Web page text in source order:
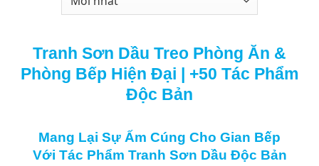
Tranh Sơn Dầu Treo Phòng Ăn &
Phòng Bếp Hiện Đại | +50 Tác Phẩm
Độc Bản
Mang Lại Sự Ấm Cúng Cho Gian Bếp
Với Tác Phẩm Tranh Sơn Dầu Độc Bản